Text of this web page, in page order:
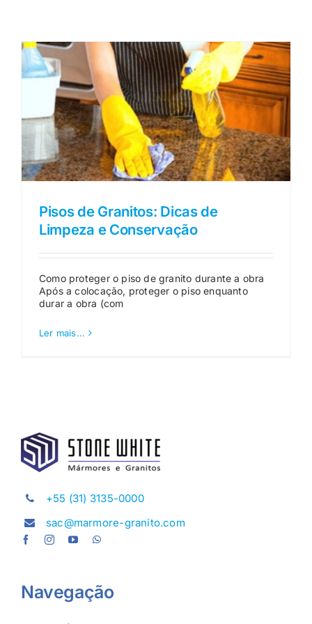
CASES
CONTATO
Pisos de Granitos: Dicas de
Limpeza e Conservação
Como proteger o piso de granito durante a obra
Após a colocação, proteger o piso enquanto
durar a obra (com
Ler mais...
+55 (31) 3135-0000
sac@marmore-granito.com
Navegação